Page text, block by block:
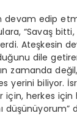
devam edip
“Savaş bitti,
Ateşkesin
dile
zamanda
yerini biliyor.
için, herkes için
düşünüyorum”